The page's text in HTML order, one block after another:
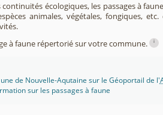
écologiques, les passages à
animales, végétales, fongiques,
à faune répertorié sur votre commune.
i
de Nouvelle-Aqutaine sur le Géoportail de l'
sur les passages à faune